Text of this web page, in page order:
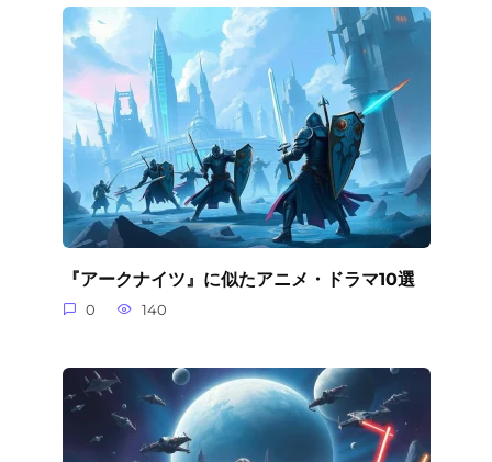
『アークナイツ』に似たアニメ・ドラマ10選
0 140